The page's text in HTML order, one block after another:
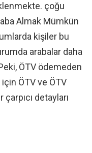
çoğu
Almak Mümkün
kişiler bu
arabalar daha
ÖTV ödemeden
ÖTV ve ÖTV
detayları